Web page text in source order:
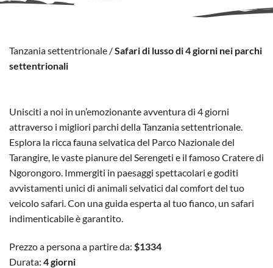
Tanzania settentrionale /Safari di lusso di 4 giorni nei parchi
settentrionali
Unisciti a noi in un’emozionante avventura di 4 giorni
attraverso i migliori parchi della Tanzania settentrionale.
Esplora la ricca fauna selvatica del Parco Nazionale del
Tarangire, le vaste pianure del Serengeti e il famoso Cratere di
Ngorongoro. Immergiti in paesaggi spettacolari e goditi
avvistamenti unici di animali selvatici dal comfort del tuo
veicolo safari. Con una guida esperta al tuo fianco, un safari
indimenticabile è garantito.
Prezzo a persona a partire da: $1334
Durata: 4 giorni